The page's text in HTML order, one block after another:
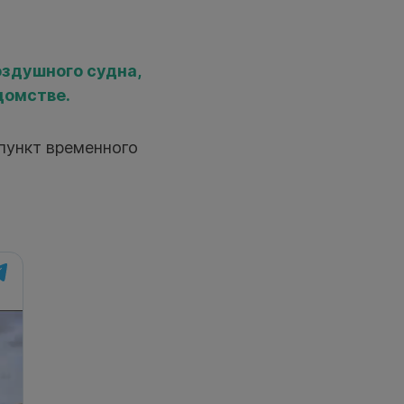
судна,
временного